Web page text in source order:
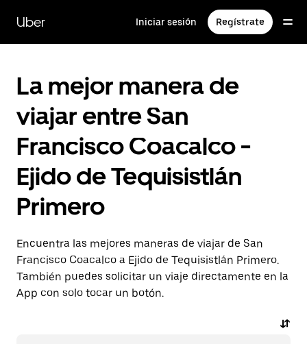
contenido
principal
Uber Iniciar sesión Regístrate
La mejor manera de
viajar entre San
Francisco Coacalco -
Ejido de Tequisistlán
Primero
Encuentra las mejores maneras de viajar de San
Francisco Coacalco a Ejido de Tequisistlán Primero.
También puedes solicitar un viaje directamente en la
App con solo tocar un botón.